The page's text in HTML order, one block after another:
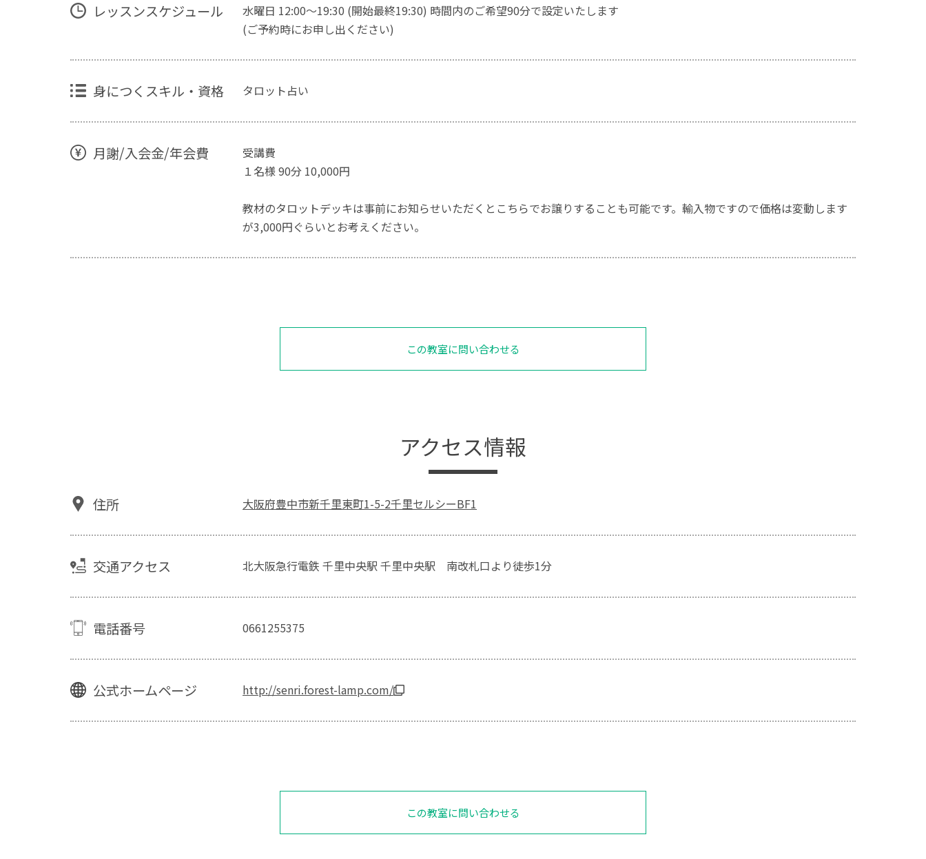
レッスンスケジュール
水曜日 12:00～19:30 (開始最終19:30) 時間内のご希望90分で設定いたします
(ご予約時にお申し出ください)
身につくスキル・資格 タロット占い
月謝/入会金/年会費
受講費
１名様 90分 10,000円
教材のタロットデッキは事前にお知らせいただくとこちらでお譲りすることも可能です。輸入物ですので価格は変動します
が3,000円ぐらいとお考えください。
この教室に問い合わせる
アクセス情報
住所 大阪府豊中市新千里東町1-5-2千里セルシーBF1
交通アクセス 北大阪急行電鉄 千里中央駅 千里中央駅 南改札口より徒歩1分
電話番号 0661255375
公式ホームページ http://senri.forest-lamp.com/
この教室に問い合わせる